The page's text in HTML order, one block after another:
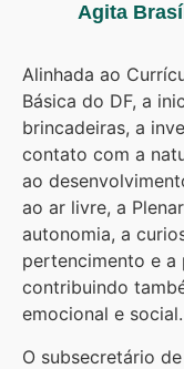
Agita
Alinhada ao
Básica do DF, a
brincadeiras, a
contato com a
ao
ao ar livre, a
autonomia, a
pertencimento e a
contribuindo
emocional e social.
O subsecretário